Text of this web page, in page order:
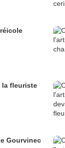
la fleuriste
Gourvinec